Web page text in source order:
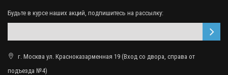
Будьте в курсе наших акций, подпишитесь на рассылку:
г. Москва ул. Красноказарменная 19 (Вход со двора, справа от
подъезда №4)